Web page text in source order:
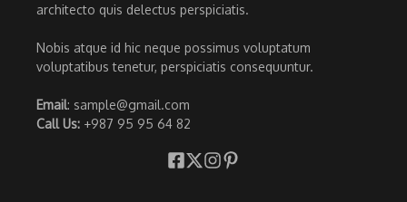
architecto quis delectus perspiciatis.
Nobis atque id hic neque possimus voluptatum
voluptatibus tenetur, perspiciatis consequuntur.
Email: sample@gmail.com
Call Us: +987 95 95 64 82